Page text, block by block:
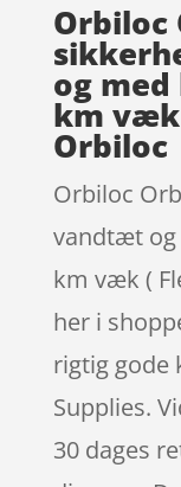
Orbiloc
og med
km væk
Orbiloc
Orbiloc
vandtæt og
km væk (
her i
rigtig gode
Supplies.
30 dages